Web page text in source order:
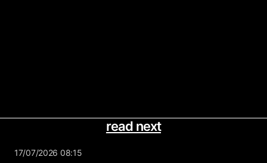
read next
17/07/2026 08:15